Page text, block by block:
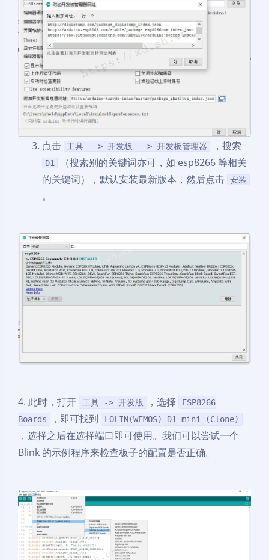
点击 工具 --> 开发板 --> 开发板管理器 ，搜索
D1
（搜索别的关键词亦可，如 esp8266 等相关
的关键词），默认安装最新版本，然后点击 安装
。
4. 此时，打开 工具 -> 开发版 ，选择
ESP8266
Boards
，即可找到 LOLIN(WEMOS) D1 mini (Clone)
，选择之后在选择端口即可使用。我们可以尝试一个
Blink 的示例程序来检查板子的配置是否正确。